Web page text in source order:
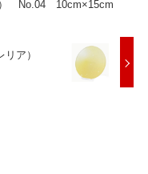
） No.04 10cm×15cm
リア）